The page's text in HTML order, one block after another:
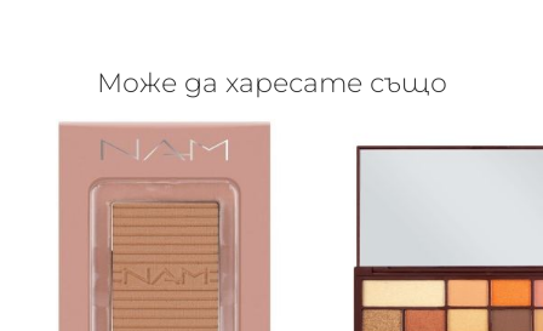
Може да харесате също